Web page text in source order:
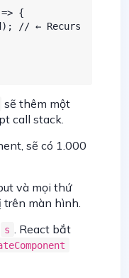
sẽ thêm một
call stack.
sẽ có 1.000
và mọi thứ
màn hình.
s
. React bắt